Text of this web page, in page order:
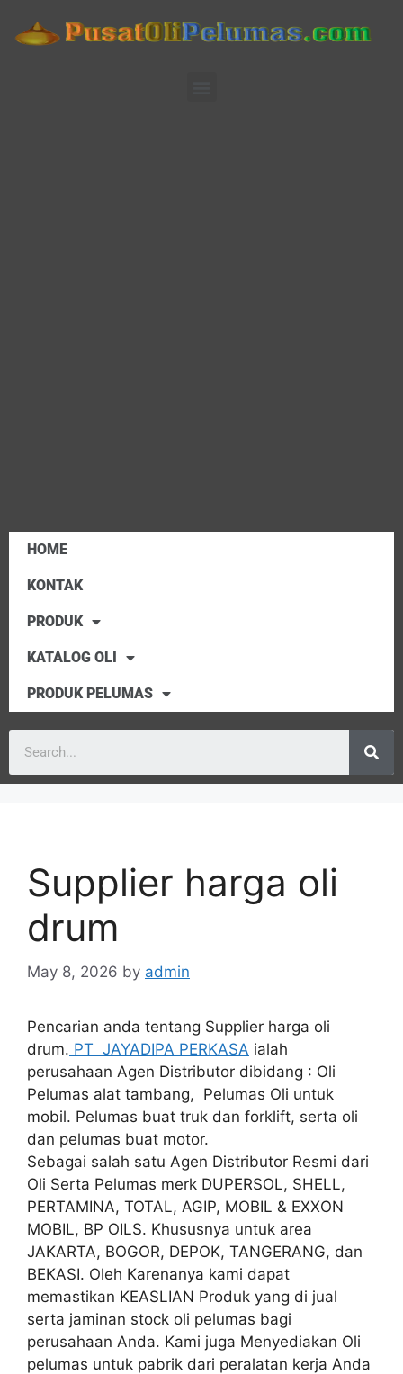
HOME
KONTAK
PRODUK
KATALOG OLI
PRODUK PELUMAS
Supplier harga oli
drum
May 8, 2026 by admin
Pencarian anda tentang Supplier harga oli
drum. PT JAYADIPA PERKASA ialah
perusahaan Agen Distributor dibidang : Oli
Pelumas alat tambang, Pelumas Oli untuk
mobil. Pelumas buat truk dan forklift, serta oli
dan pelumas buat motor.
Sebagai salah satu Agen Distributor Resmi dari
Oli Serta Pelumas merk DUPERSOL, SHELL,
PERTAMINA, TOTAL, AGIP, MOBIL & EXXON
MOBIL, BP OILS. Khususnya untuk area
JAKARTA, BOGOR, DEPOK, TANGERANG, dan
BEKASI. Oleh Karenanya kami dapat
memastikan KEASLIAN Produk yang di jual
serta jaminan stock oli pelumas bagi
perusahaan Anda. Kami juga Menyediakan Oli
pelumas untuk pabrik dari peralatan kerja Anda